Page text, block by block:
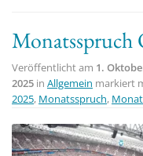
Monatsspruch
Veröffentlicht am 1.
2025 in Allgemein markiert
2025, Monatsspruch,